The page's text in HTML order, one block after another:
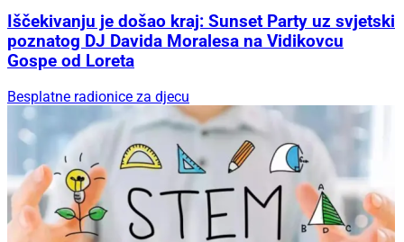
Iščekivanju je došao kraj: Sunset Party uz svjetski
poznatog DJ Davida Moralesa na Vidikovcu
Gospe od Loreta
Besplatne radionice za djecu